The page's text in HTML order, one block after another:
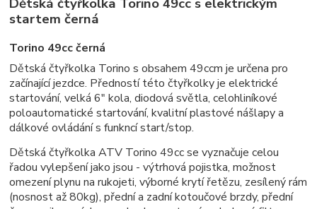
startem černá
Torino 49cc černá
Dětská čtyřkolka Torino s obsahem 49ccm je určena pro
začínající jezdce. Předností této čtyřkolky je elektrické
startování, velká 6" kola, diodová světla, celohliníkové
poloautomatické startování, kvalitní plastové nášlapy a
dálkové ovládání s funkncí start/stop.
Dětská čtyřkolka ATV Torino 49cc se vyznačuje celou
řadou vylepšení jako jsou - výtrhová pojistka, možnost
omezení plynu na rukojeti, výborné krytí řetězu, zesílený rám
(nosnost až 80kg), přední a zadní kotoučové brzdy, přední